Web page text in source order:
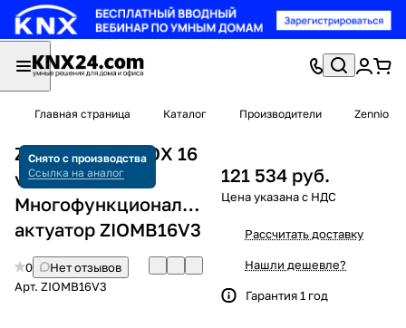
Главная страница Каталог Производители Zennio
Снято с производства
Ссылка на аналог
Zennio MAXinBOX 16
v3
Многофункциональный
актуатор ZIOMB16V3
0
Нет отзывов
Арт. ZIOMB16V3
121 534 руб.
Рассчитать доставку
Нашли дешевле?
Гарантия 1 год